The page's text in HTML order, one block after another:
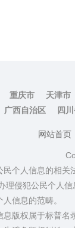
重庆市 天津市
广西自治区 四
网站首页
个人信息的相关
理侵犯公民个人
信息的范畴。
版权属于标普